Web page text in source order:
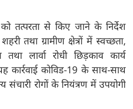
को तत्परता से किए जाने के निर्देश
तथा ग्रामीण क्षेत्रों में स्वच्छता,
लार्वा रोधी छिड़काव कार्य
कार्रवाई कोविड-19 के साथ-साथ
संचारी रोगों के नियंत्रण में उपयोगी